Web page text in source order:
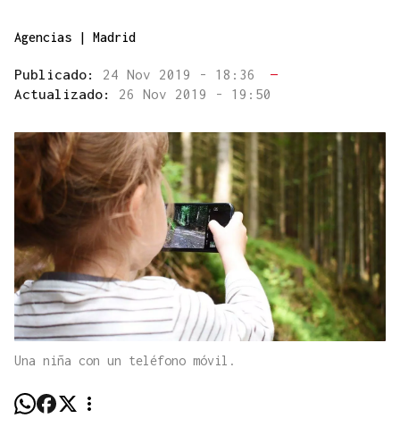
Agencias | Madrid
Publicado: 24 Nov 2019 - 18:36
—
Actualizado: 26 Nov 2019 - 19:50
Una niña con un teléfono móvil.